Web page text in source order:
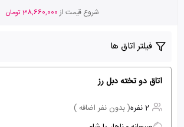
شروع قیمت از38,660,000 تومان
فیلتر اتاق ها
اتاق دو تخته دبل رز
2 نفره
( بدون نفر اضافه )